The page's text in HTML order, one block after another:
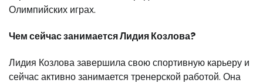
Олимпийских играх.
Чем сейчас занимается Лидия Козлова?
Лидия Козлова завершила свою спортивную карьеру и
сейчас активно занимается тренерской работой. Она